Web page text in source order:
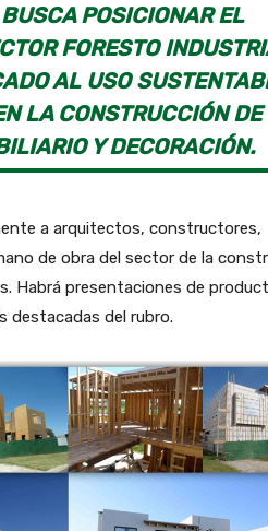
POSICIONAR EL
FORESTO
AL USO
LA CONSTRUCCIÓN DE
Y DECORACIÓN.
a arquitectos, constructores,
de obra del sector de la
Habrá presentaciones de
destacadas del rubro.